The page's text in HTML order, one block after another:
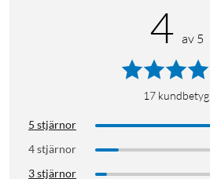
4 av 5
17 kundbetyg
5 stjärnor
4 stjärnor
3 stjärnor